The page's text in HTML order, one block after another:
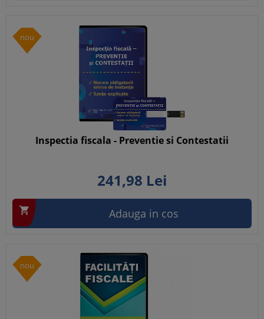
nou
Inspectia fiscala - Preventie si Contestatii
241,98 Lei
 Adauga in cos
nou